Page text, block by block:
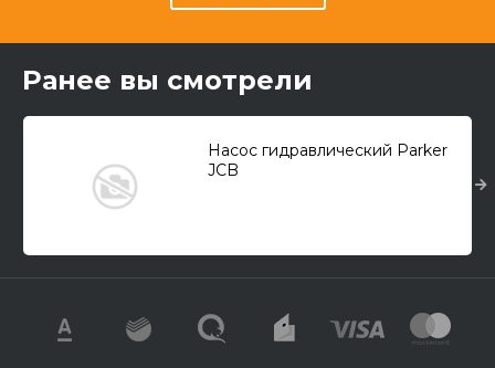
Ранее вы смотрели
Насос гидравлический Parker
JCB